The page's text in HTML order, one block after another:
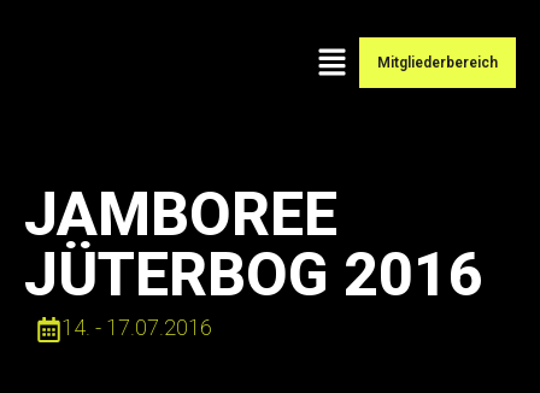
Mitgliederbereich
JAMBOREE
JÜTERBOG 2016
14. - 17.07.2016